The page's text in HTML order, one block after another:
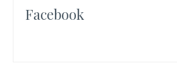
Facebook